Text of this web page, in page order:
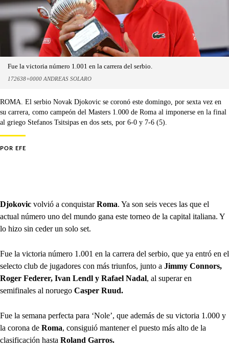
Fue la victoria número 1.001 en la carrera del serbio.
172638+0000 ANDREAS SOLARO
ROMA. El serbio Novak Djokovic se coronó este domingo, por sexta vez en
su carrera, como campeón del Masters 1.000 de Roma al imponerse en la final
al griego Stefanos Tsitsipas en dos sets, por 6-0 y 7-6 (5).
POR EFE
Djokovic volvió a conquistarRoma. Ya son seis veces las que el
actual número uno del mundo gana este torneo de la capital italiana. Y
lo hizo sin ceder un solo set.
Fue la victoria número 1.001 en la carrera del serbio, que ya entró en el
selecto club de jugadores con más triunfos, junto a Jimmy Connors,
Roger Federer, Ivan Lendl y Rafael Nadal, al superar en
semifinales al noruego Casper Ruud.
Fue la semana perfecta para ‘Nole’, que además de su victoria 1.000 y
la corona de Roma, consiguió mantener el puesto más alto de la
clasificación hasta Roland Garros.